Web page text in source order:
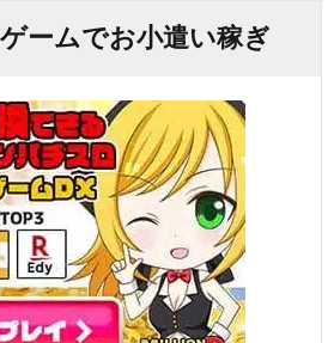
ームでお小遣い稼ぎ